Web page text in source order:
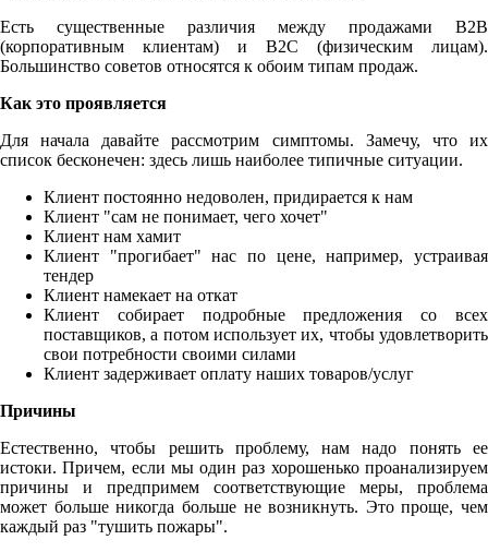
Есть существенные различия между продажами B2B
(корпоративным клиентам) и B2C (физическим лицам).
Большинство советов относятся к обоим типам продаж.
Как это проявляется
Для начала давайте рассмотрим симптомы. Замечу, что их
список бесконечен: здесь лишь наиболее типичные ситуации.
Клиент постоянно недоволен, придирается к нам
Клиент "сам не понимает, чего хочет"
Клиент нам хамит
Клиент "прогибает" нас по цене, например, устраивая
тендер
Клиент намекает на откат
Клиент собирает подробные предложения со всех
поставщиков, а потом использует их, чтобы удовлетворить
свои потребности своими силами
Клиент задерживает оплату наших товаров/услуг
Причины
Естественно, чтобы решить проблему, нам надо понять ее
истоки. Причем, если мы один раз хорошенько проанализируем
причины и предпримем соответствующие меры, проблема
может больше никогда больше не возникнуть. Это проще, чем
каждый раз "тушить пожары".